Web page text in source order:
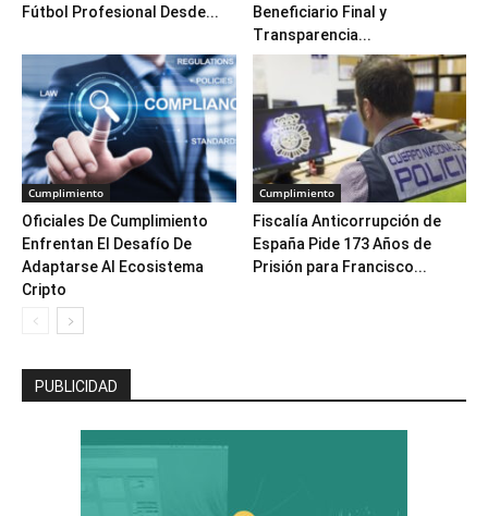
Fútbol Profesional Desde...
Beneficiario Final y
Transparencia...
Cumplimiento
Oficiales De Cumplimiento
Enfrentan El Desafío De
Adaptarse Al Ecosistema
Cripto
Cumplimiento
Fiscalía Anticorrupción de
España Pide 173 Años de
Prisión para Francisco...
PUBLICIDAD